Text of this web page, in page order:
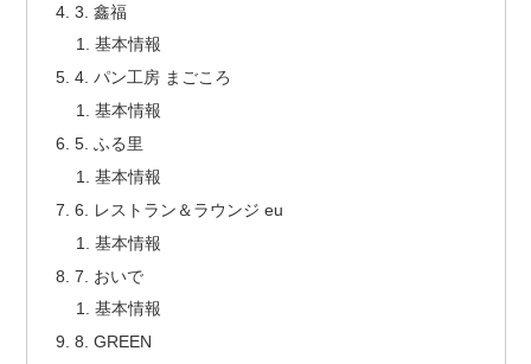
3. 鑫福
基本情報
4. パン工房 まごころ
基本情報
5. ふる里
基本情報
6. レストラン＆ラウンジ eu
基本情報
7. おいで
基本情報
8. GREEN